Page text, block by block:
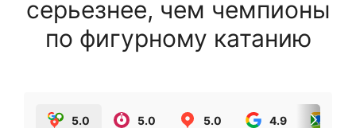
серьезнее, чем чемпионы
по фигурному катанию
5.0 5.0 5.0 4.9